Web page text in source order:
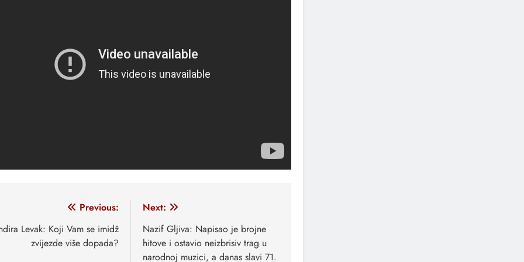
Previous:
Levak: Koji Vam se imidž
zvijezde više dopada?
Next:
Nazif Gljiva: Napisao je brojne
hitove i ostavio neizbrisiv trag u
narodnoj muzici, a danas slavi 71.